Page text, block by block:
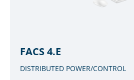
FACS 4.E
DISTRIBUTED POWER/CONTROL